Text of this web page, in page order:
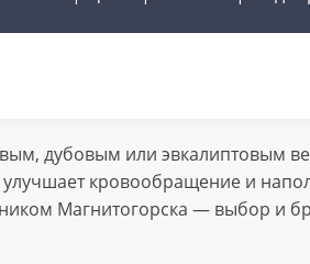
дубовым или эвкалиптовым
кровообращение и
Магнитогорска — выбор и